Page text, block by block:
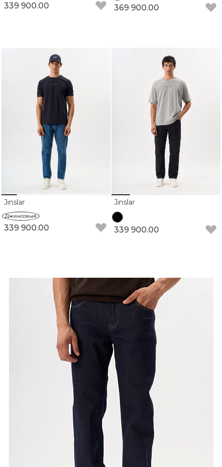
339 900.00 369 900.00
Jinslar
Джинсовый
339 900.00
Jinslar
339 900.00